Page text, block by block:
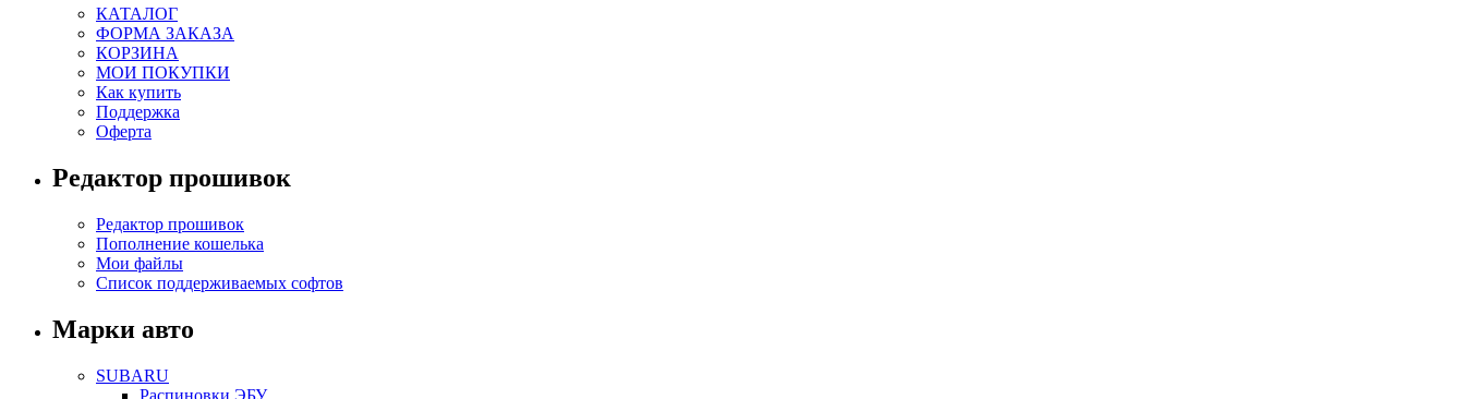
КАТАЛОГ
ФОРМА ЗАКАЗА
КОРЗИНА
МОИ ПОКУПКИ
Как купить
Поддержка
Оферта
Редактор прошивок
Редактор прошивок
Пополнение кошелька
Мои файлы
Список поддерживаемых софтов
Марки авто
SUBARU
Распиновки ЭБУ